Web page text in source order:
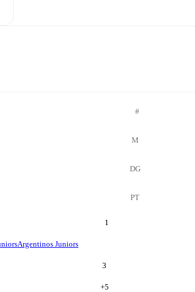
#
M
DG
PT
1
Argentinos Juniors
3
+5